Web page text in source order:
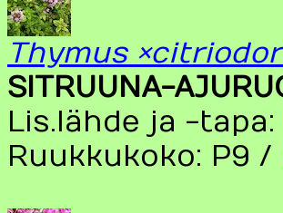
Thymus
SITRUUNA-
Lis.lähde ja -
Ruukkukoko: P9 /